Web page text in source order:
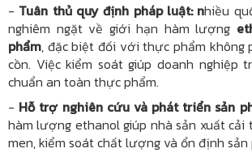
- Tuân thủ quy định pháp luật: nhiều
nghiêm ngặt về giới hạn hàm lượng
phẩm, đặc biệt đối với thực phẩm không
cồn. Việc kiểm soát giúp doanh nghiệp
chuẩn an toàn thực phẩm.
- Hỗ trợ nghiên cứu và phát triển sản
hàm lượng ethanol giúp nhà sản xuất cải
men, kiểm soát chất lượng và ổn định sản